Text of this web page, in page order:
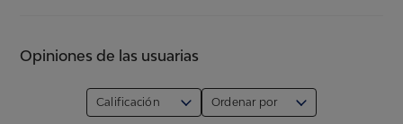
Opiniones de las usuarias
Calificación Ordenar por